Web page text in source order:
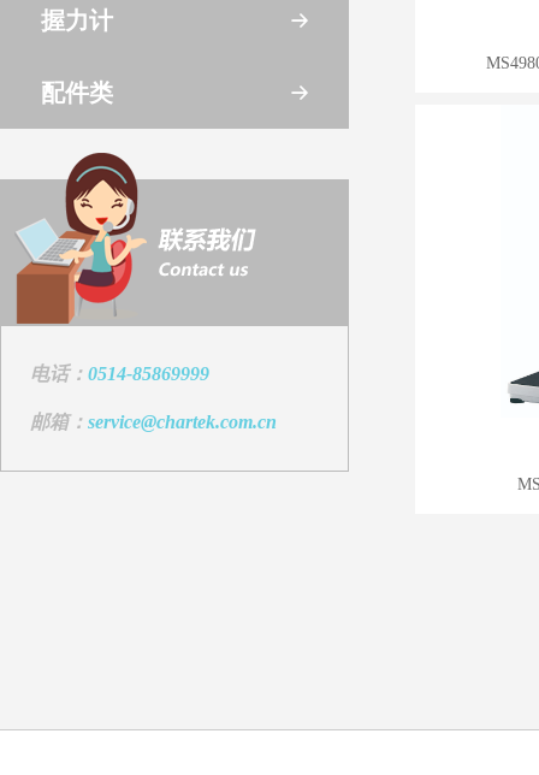
握力计
配件类
电话： 0514-85869999
邮箱： service@chartek.com.cn